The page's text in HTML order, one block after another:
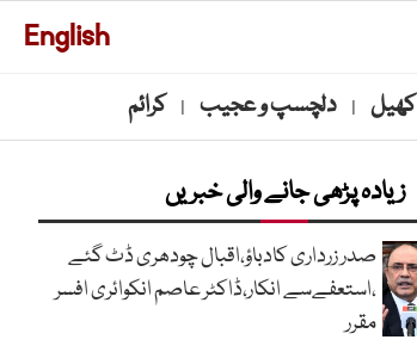
English
کھیل | دلچسپ و عجیب | کرائم
زیادہ پڑھی جانے والی خبریں
صدر زرداری کادباؤ،اقبال چودھری ڈٹ گئے
،استعفےسے انکار،ڈاکٹر عاصم انکوائری افسر
مقرر